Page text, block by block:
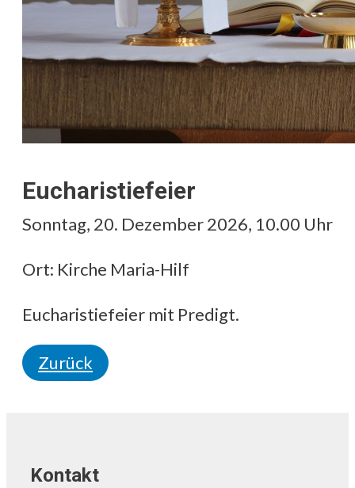
Eucharistiefeier
Sonntag, 20. Dezember 2026, 10.00 Uhr
Ort: Kirche Maria-Hilf
Eucharistiefeier mit Predigt.
Zurück
Kontakt